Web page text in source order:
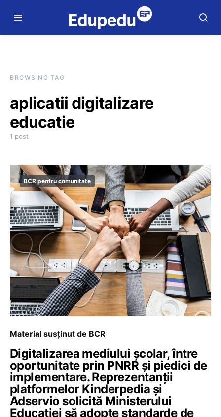
BROWSING TAG
aplicatii digitalizare
educatie
1 post
BCR pentru comunitate
Material susținut de BCR
Digitalizarea mediului școlar, între
oportunitate prin PNRR și piedici de
implementare. Reprezentanții
platformelor Kinderpedia și
Adservio solicită Ministerului
Educației să adopte standarde de